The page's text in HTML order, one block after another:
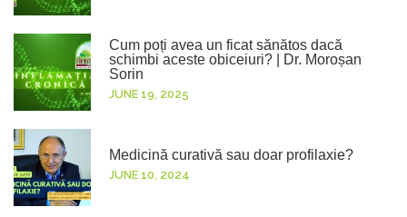
Cum poți avea un ficat sănătos dacă
schimbi aceste obiceiuri? | Dr. Moroșan
Sorin
JUNE 19, 2025
Medicină curativă sau doar profilaxie?
JUNE 10, 2024